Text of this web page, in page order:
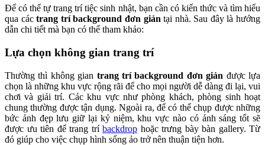
Để có thể tự trang trí tiệc sinh nhật, bạn cần có kiến thức và tìm hiểu
qua cáctrang trí background đơn giảntại nhà. Sau đây là hướng
dẫn chi tiết mà bạn có thể tham khảo:
Lựa chọn không gian trang trí
Thường thì không gian trang trí background đơn giản được lựa
chọn là những khu vực rộng rãi để cho mọi người dễ dàng đi lại, vui
chơi và giải trí. Các khu vực như phòng khách, phòng sinh hoạt
chung thường được tận dụng. Ngoài ra, để có thể chụp được những
bức ảnh đẹp lưu giữ lại kỷ niệm, khu vực nào có ánh sáng tốt sẽ
được ưu tiên để trang trí backdrop hoặc trưng bày bàn gallery. Từ
đó giúp cho việc chụp hình sống ảo trở nên thuận tiện hơn.